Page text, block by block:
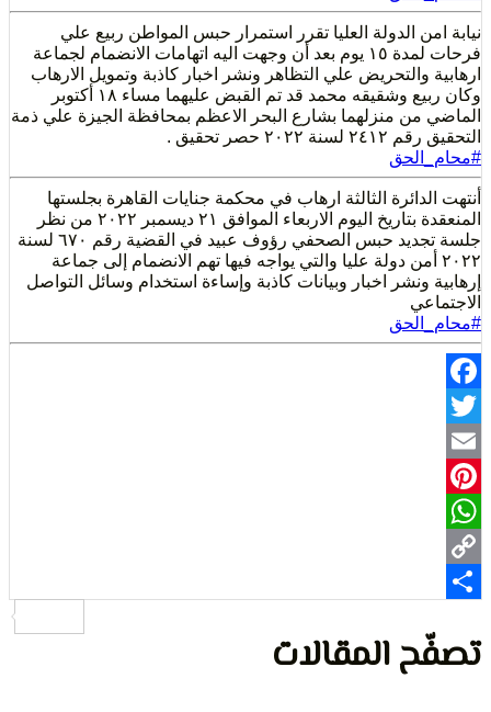
الدولة العليا تقرر استمرار حبس المواطن ربيع علي
فرحات لمدة ١٥ يوم بعد أن وجهت اليه اتهامات الانضمام لجماعة
والتحريض علي التظاهر ونشر اخبار كاذبة وتمويل الارهاب
وكان ربيع وشقيقه محمد قد تم القبض عليهما مساء ١٨ أكتوبر
منزلهما بشارع البحر الاعظم بمحافظة الجيزة علي ذمة
حصر تحقيق .
الثالثة ارهاب في محكمة جنايات القاهرة بجلستها
المنعقدة بتاريخ اليوم الاربعاء الموافق ٢١ ديسمبر ٢٠٢٢ من نظر
جلسة تجديد حبس الصحفي رؤوف عبيد في القضية رقم ٦٧٠ لسنة
أمن دولة عليا والتي يواجه فيها تهم الانضمام إلى جماعة
ونشر اخبار وبيانات كاذبة وإساءة استخدام وسائل التواصل
المقالات